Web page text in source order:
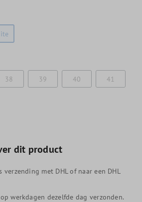
38 39 40 41
dit product
met DHL of naar een DHL
werkdagen dezelfde dag verzonden.